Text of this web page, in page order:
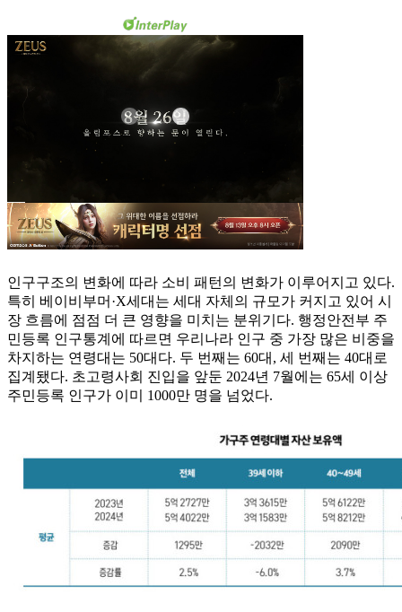
인구구조의 변화에 따라 소비 패턴의 변화가 이루어지고 있다.
특히 베이비부머·X세대는 세대 자체의 규모가 커지고 있어 시
장 흐름에 점점 더 큰 영향을 미치는 분위기다. 행정안전부 주
민등록 인구통계에 따르면 우리나라 인구 중 가장 많은 비중을
차지하는 연령대는 50대다. 두 번째는 60대, 세 번째는 40대로
집계됐다. 초고령사회 진입을 앞둔 2024년 7월에는 65세 이상
주민등록 인구가 이미 1000만 명을 넘었다.